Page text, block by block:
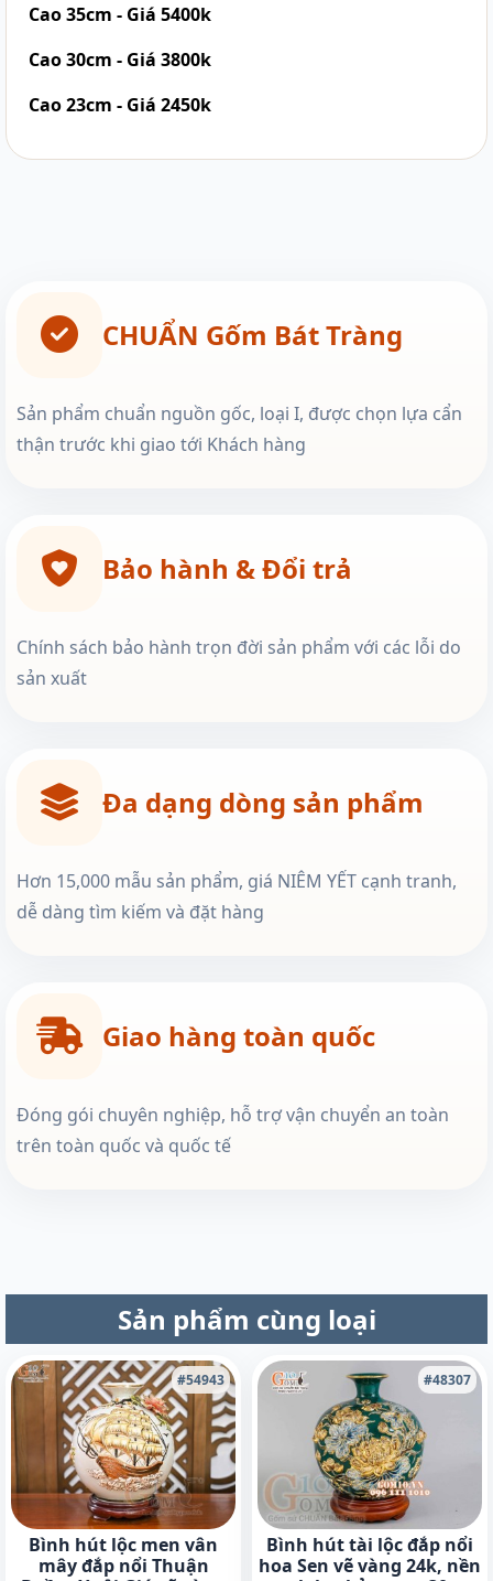
Cao 35cm - Giá 5400k
Cao 30cm - Giá 3800k
Cao 23cm - Giá 2450k
CHUẨN Gốm Bát Tràng
Sản phẩm chuẩn nguồn gốc, loại I, được chọn lựa cẩn
thận trước khi giao tới Khách hàng
Bảo hành & Đổi trả
Chính sách bảo hành trọn đời sản phẩm với các lỗi do
sản xuất
Đa dạng dòng sản phẩm
Hơn 15,000 mẫu sản phẩm, giá NIÊM YẾT cạnh tranh,
dễ dàng tìm kiếm và đặt hàng
Giao hàng toàn quốc
Đóng gói chuyên nghiệp, hỗ trợ vận chuyển an toàn
trên toàn quốc và quốc tế
Sản phẩm cùng loại
#54943
Bình hút lộc men vân
mây đắp nổi Thuận
#48307
Bình hút tài lộc đắp nổi
hoa Sen vẽ vàng 24k, nền